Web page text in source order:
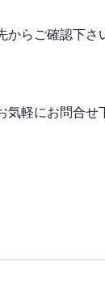
らご確認下さ
軽にお問合せ